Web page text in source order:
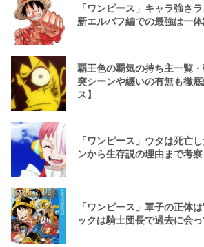
「ワンピース」キャラ強さ
新エルバフ編での最強は一体
覇王色の覇気の持ち主一覧
突シーンや纏いの有無も徹
ス】
「ワンピース」ウタは死亡
ンから生存説の理由まで考察
「ワンピース」軍子の正体
ックは騎士団長で過去に会